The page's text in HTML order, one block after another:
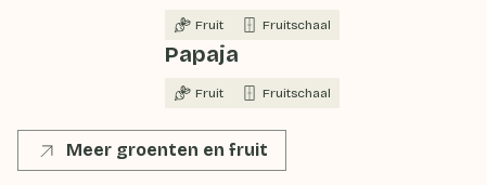
Fruit Fruitschaal
Papaja
Fruit Fruitschaal
Meer groenten en fruit